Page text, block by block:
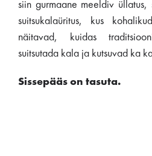
siin gurmaane meeldiv
suitsukalaüritus, kus
näitavad, kuidas
suitsutada kala ja kutsuvad ka
Sissepääs on tasuta.